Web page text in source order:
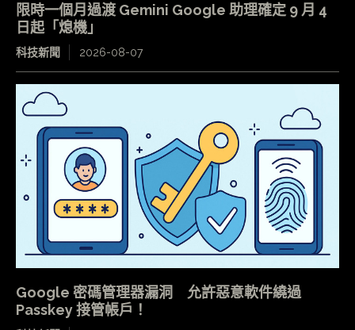
限時一個月過渡 Gemini Google 助理確定 9 月 4
日起「熄機」
科技新聞 2026-08-07
Google 密碼管理器漏洞 允許惡意軟件繞過
Passkey 接管帳戶！